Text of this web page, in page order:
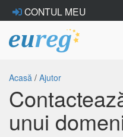
CONTUL MEU
Acasă / Ajutor
unui